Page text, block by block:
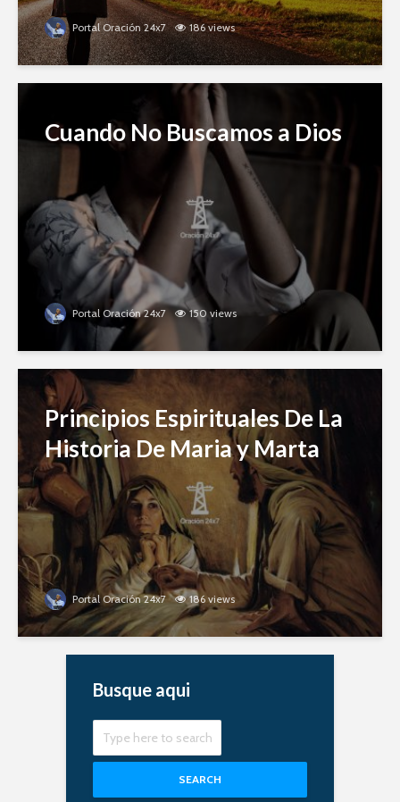
Portal Oración 24x7 186 views
Cuando No Buscamos a Dios
Portal Oración 24x7 150 views
Principios Espirituales De La
Historia De Maria y Marta
Portal Oración 24x7 186 views
Busque aqui
SEARCH